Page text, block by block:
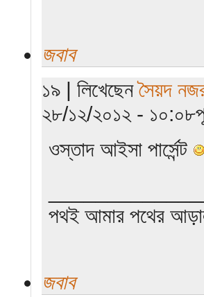
জবাব
১৯ | লিখেছেনসৈয়দ
২৮/১২/২০১২ -
ওস্তাদ আইসা পার্সেন্ট
পথই আমার পথের
জবাব